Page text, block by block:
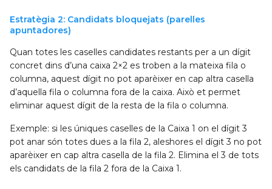
Estratègia 2: Candidats bloquejats (parelles
apuntadores)
Quan totes les caselles candidates restants per a un dígit
concret dins d’una caixa 2×2 es troben a la mateixa fila o
columna, aquest dígit no pot aparèixer en cap altra casella
d’aquella fila o columna fora de la caixa. Això et permet
eliminar aquest dígit de la resta de la fila o columna.
Exemple: si les úniques caselles de la Caixa 1 on el dígit 3
pot anar són totes dues a la fila 2, aleshores el dígit 3 no pot
aparèixer en cap altra casella de la fila 2. Elimina el 3 de tots
els candidats de la fila 2 fora de la Caixa 1.